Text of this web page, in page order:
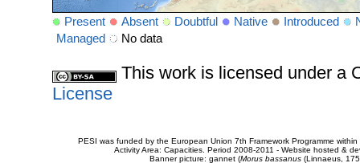
Present Absent Doubtful Native Introduced
Managed
No data
This work is licensed under a
License
PESI was funded by the European Union 7th Framework Programme
Activity Area: Capacities. Period 2008-2011 - Website hosted &
Banner picture: gannet (Morus bassanus(Linnaeus,